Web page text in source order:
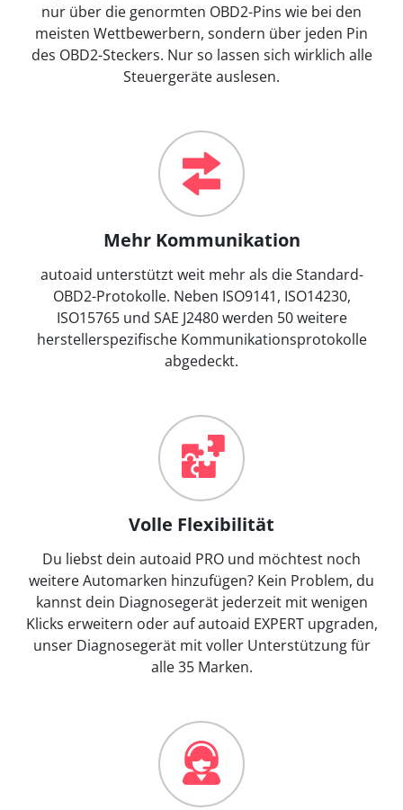
nur über die genormten OBD2-Pins wie bei den
meisten Wettbewerbern, sondern über jeden Pin
des OBD2-Steckers. Nur so lassen sich wirklich alle
Steuergeräte auslesen.
Mehr Kommunikation
autoaid unterstützt weit mehr als die Standard-
OBD2-Protokolle. Neben ISO9141, ISO14230,
ISO15765 und SAE J2480 werden 50 weitere
herstellerspezifische Kommunikationsprotokolle
abgedeckt.
Volle Flexibilität
Du liebst dein autoaid PRO und möchtest noch
weitere Automarken hinzufügen? Kein Problem, du
kannst dein Diagnosegerät jederzeit mit wenigen
Klicks erweitern oder auf autoaid EXPERT upgraden,
unser Diagnosegerät mit voller Unterstützung für
alle 35 Marken.